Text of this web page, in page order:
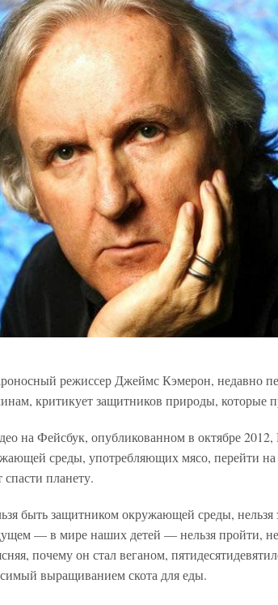
режиссер Джеймс Кэмерон, недавно
критикует защитников природы, которые
на Фейсбук, опубликованном в октябре
среды, употребляющих мясо, перейти на
спасти планету.
быть защитником окружающей среды,
— в мире наших детей — нельзя пройти, не
почему он стал веганом,
выращиванием скота для еды.